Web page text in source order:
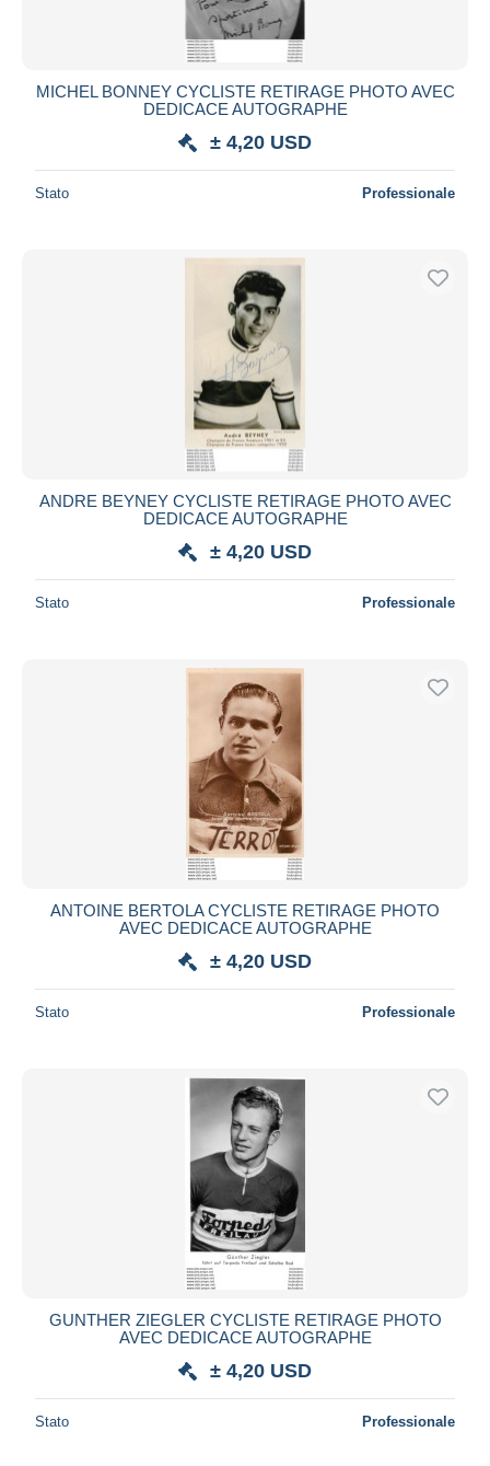
MICHEL BONNEY CYCLISTE RETIRAGE PHOTO AVEC
DEDICACE AUTOGRAPHE
± 4,20 USD
Stato Professionale
ANDRE BEYNEY CYCLISTE RETIRAGE PHOTO AVEC
DEDICACE AUTOGRAPHE
± 4,20 USD
Stato Professionale
ANTOINE BERTOLA CYCLISTE RETIRAGE PHOTO
AVEC DEDICACE AUTOGRAPHE
± 4,20 USD
Stato Professionale
GUNTHER ZIEGLER CYCLISTE RETIRAGE PHOTO
AVEC DEDICACE AUTOGRAPHE
± 4,20 USD
Stato Professionale